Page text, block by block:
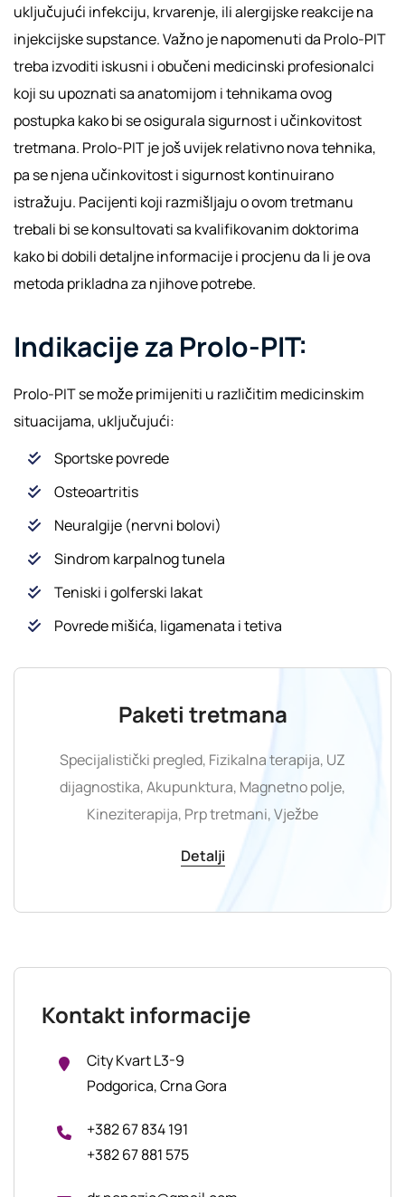
Paketi tretmana
Specijalistički pregled, Fizikalna terapija, UZ
dijagnostika, Akupunktura, Magnetno polje,
Kineziterapija, Prp tretmani, Vježbe
Detalji
Kontakt informacije
City Kvart L3-9
Podgorica, Crna Gora
+382 67 834 191
+382 67 881 575
uključujući infekciju, krvarenje, ili alergijske reakcije na
injekcijske supstance. Važno je napomenuti da Prolo-PIT
treba izvoditi iskusni i obučeni medicinski profesionalci
koji su upoznati sa anatomijom i tehnikama ovog
postupka kako bi se osigurala sigurnost i učinkovitost
tretmana. Prolo-PIT je još uvijek relativno nova tehnika,
pa se njena učinkovitost i sigurnost kontinuirano
istražuju. Pacijenti koji razmišljaju o ovom tretmanu
trebali bi se konsultovati sa kvalifikovanim doktorima
kako bi dobili detaljne informacije i procjenu da li je ova
metoda prikladna za njihove potrebe.
Indikacije za Prolo-PIT:
Prolo-PIT se može primijeniti u različitim medicinskim
situacijama, uključujući:
Sportske povrede
Osteoartritis
Neuralgije (nervni bolovi)
Sindrom karpalnog tunela
Teniski i golferski lakat
Povrede mišića, ligamenata i tetiva